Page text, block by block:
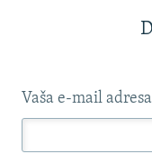
Vaša e-mail adresa